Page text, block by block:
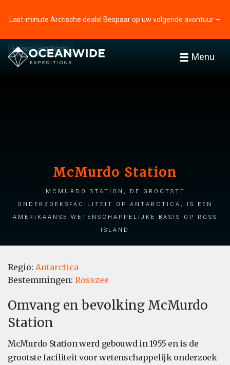
Last-minute Arctische deals! Bespaar op uw volgende avontuur ⭢
Menu
Home Highlights
McMurdo Station
McMurdo Station, de grootste
onderzoeksfaciliteit op Antarctica, is een
Amerikaanse wetenschappelijke basis op Ross
Island
Regio: Antarctica
Bestemmingen: Rosszee
Omvang en bevolking McMurdo
Station
McMurdo Station werd gebouwd in 1955 en is de
grootste faciliteit voor wetenschappelijk onderzoek